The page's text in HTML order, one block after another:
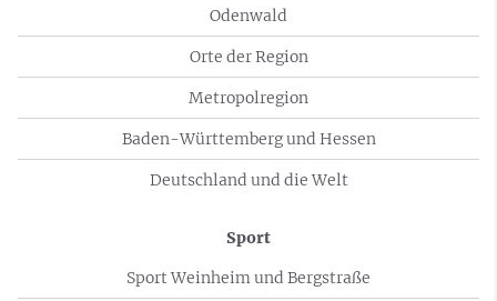
Odenwald
Orte der Region
Metropolregion
Baden-Württemberg und Hessen
Deutschland und die Welt
Sport
Sport Weinheim und Bergstraße